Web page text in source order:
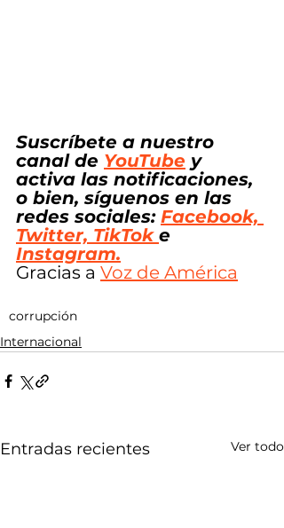
Suscríbete a nuestro
canal de YouTube y
activa las notificaciones,
o bien, síguenos en las
redes sociales: Facebook,
Twitter, TikTok e
Instagram.
Gracias a Voz de América
corrupción
Internacional
Entradas recientes Ver todo